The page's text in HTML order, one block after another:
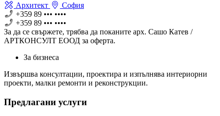
Архитект
София
+359 89 ••• ••••
+359 89 ••• ••••
За да се свържете, трябва дa поканите арх. Сашо Катев /
АРТКОНСУЛТ ЕООД за оферта.
За бизнеса
Извършва консултации, проектира и изпълнява интериорни
проекти, малки ремонти и реконструкции.
Предлагани услуги